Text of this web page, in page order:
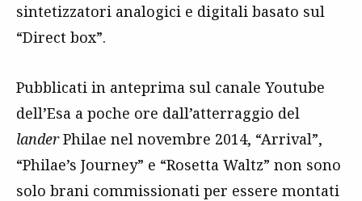
sintetizzatori analogici e digitali basato sul
“Direct box”.
Pubblicati in anteprima sul canale Youtube
dell’Esa a poche ore dall’atterraggio del
landerPhilae nel novembre 2014, “Arrival”,
“Philae’s Journey” e “Rosetta Waltz” non sono
solo brani commissionati per essere montati